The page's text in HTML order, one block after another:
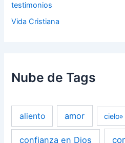
testimonios
Vida Cristiana
Nube de Tags
aliento amor cielo»
confianza en Dios